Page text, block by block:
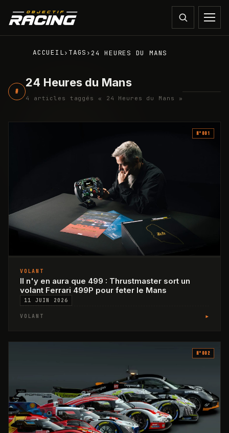
ACCUEIL› TAGS › 24 HEURES DU MANS
#
24 Heures du Mans
4 article s taggé s « 24 Heures du Mans »
N°001
VOLANT
Il n'y en aura que 499 : Thrustmaster sort un
volant Ferrari 499P pour feter le Mans
11 JUIN 2026
VOLANT ▸
N°002